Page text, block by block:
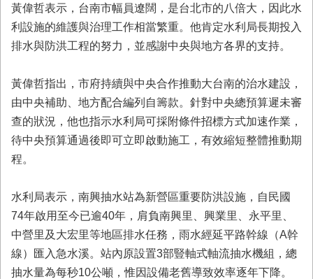
業
務
專
便
民
服
務
網
導
覽
回
首
頁
黃偉哲表示，台南市幅員遼闊，是台北市的八倍大，因此水
利設施的維護與治理工作相當繁重。他肯定水利局長期投入
排水與防洪工程的努力，並感謝中央與地方各界的支持。
黃偉哲指出，市府持續與中央合作推動大台南的治水建設，
由中央補助、地方配合編列自籌款。針對中央總預算遲未審
查的狀況，他也指示水利局可採附條件招標方式加速作業，
待中央預算通過後即可立即啟動施工，有效縮短整體推動期
程。
水利局表示，南興抽水站為新營區重要防洪設施，自民國
74年啟用至今已逾40年，肩負南興里、興業里、永平里、
中營里及大宏里等地區排水任務，雨水經延平路幹線（A幹
線）匯入急水溪。站內原設置3部豎軸式軸流抽水機組，總
抽水量為每秒10公噸，惟因設備老舊導致效率逐年下降。